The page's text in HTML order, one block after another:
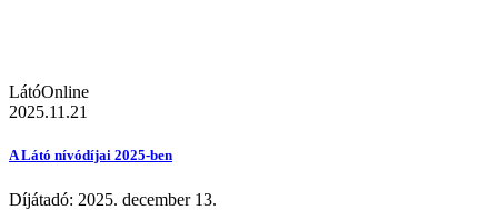
LátóOnline
2025.11.21
A Látó nívódíjai 2025-ben
Díjátadó: 2025. december 13.